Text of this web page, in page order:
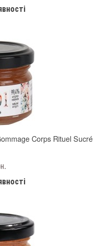
Corps Rituel Sucré